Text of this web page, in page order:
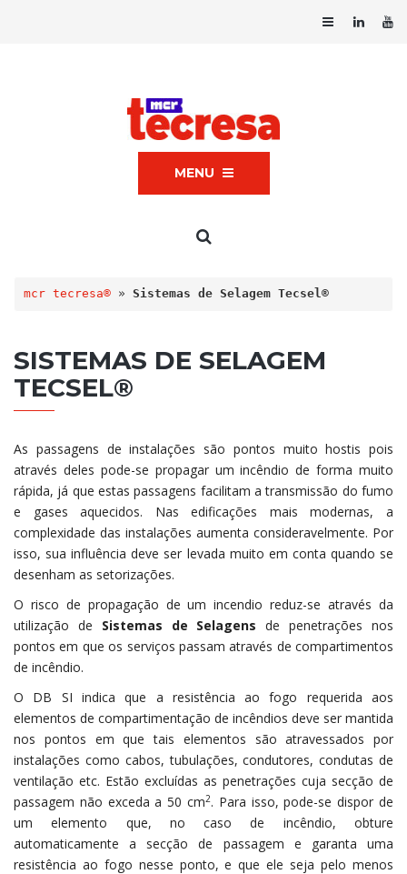
MENU
mcr tecresa® » Sistemas de Selagem Tecsel®
SISTEMAS DE SELAGEM
TECSEL®
As passagens de instalações são pontos muito hostis pois
através deles pode-se propagar um incêndio de forma muito
rápida, já que estas passagens facilitam a transmissão do fumo
e gases aquecidos. Nas edificações mais modernas, a
complexidade das instalações aumenta consideravelmente. Por
isso, sua influência deve ser levada muito em conta quando se
desenham as setorizações.
O risco de propagação de um incendio reduz-se através da
utilização de Sistemas de Selagensde penetrações nos
pontos em que os serviços passam através de compartimentos
de incêndio.
O DB SI indica que a resistência ao fogo requerida aos
elementos de compartimentação de incêndios deve ser mantida
nos pontos em que tais elementos são atravessados por
instalações como cabos, tubulações, condutores, condutas de
ventilação etc. Estão excluídas as penetrações cuja secção de
passagem não exceda a 50 cm2. Para isso, pode-se dispor de
um elemento que, no caso de incêndio, obture
automaticamente a secção de passagem e garanta uma
resistência ao fogo nesse ponto, e que ele seja pelo menos